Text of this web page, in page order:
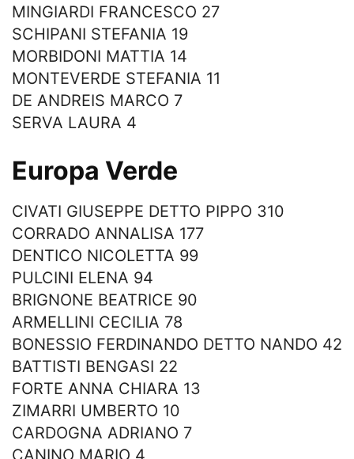
MINGIARDI FRANCESCO 27
SCHIPANI STEFANIA 19
MORBIDONI MATTIA 14
MONTEVERDE STEFANIA 11
DE ANDREIS MARCO 7
SERVA LAURA 4
Europa Verde
CIVATI GIUSEPPE DETTO PIPPO 310
CORRADO ANNALISA 177
DENTICO NICOLETTA 99
PULCINI ELENA 94
BRIGNONE BEATRICE 90
ARMELLINI CECILIA 78
BONESSIO FERDINANDO DETTO NANDO 42
BATTISTI BENGASI 22
FORTE ANNA CHIARA 13
ZIMARRI UMBERTO 10
CARDOGNA ADRIANO 7
CANINO MARIO 4